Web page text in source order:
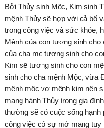
Bởi Thủy sinh Mộc, Kim sinh
mệnh Thủy sẽ hợp với cả bố
trong công việc và sức khỏe,
Mệnh của con tương sinh cho
của cha mẹ tương sinh cho
Kim sẽ tương sinh cho con
sinh cho cha mệnh Mộc, vừa
mệnh mộc vợ mệnh kim nên
mang hành Thủy trong gia
thường sẽ có cuộc sống hạnh
công việc có sự mở mang tuy